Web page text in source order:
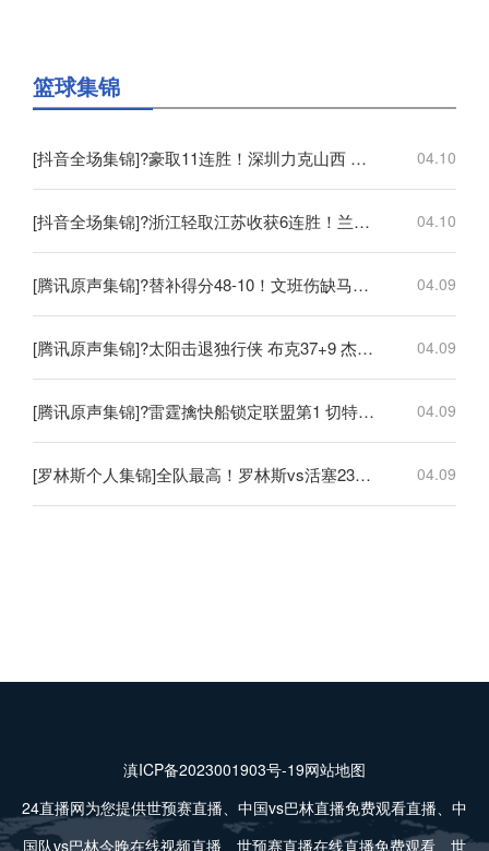
篮球集锦
[抖音全场集锦]?豪取11连胜！深圳力克山西 王浩然33+5 马凯尔·约翰逊伤退 04.10
[抖音全场集锦]?浙江轻取江苏收获6连胜！兰道夫17分 亨特19+12+8 庞峥麟18+5 04.10
[腾讯原声集锦]?替补得分48-10！文班伤缺马刺轻取开拓者 福克斯25+5+7 04.09
[腾讯原声集锦]?太阳击退独行侠 布克37+9 杰伦·格林伤退 弗拉格19中4 04.09
[腾讯原声集锦]?雷霆擒快船锁定联盟第1 切特30+14 SGA20+11 小卡连续56场20+ 04.09
[罗林斯个人集锦]全队最高！罗林斯vs活塞23分6助！集锦 04.09
滇ICP备2023001903号-19网站地图
24直播网为您提供世预赛直播、中国vs巴林直播免费观看直播、中
国队vs巴林今晚在线视频直播、世预赛直播在线直播免费观看、世